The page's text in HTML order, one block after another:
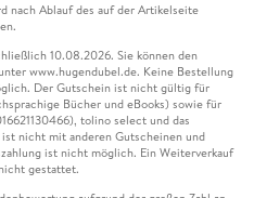
nach Ablauf des auf der Artikelseite
10.08.2026. Sie können den
www.hugendubel.de. Keine Bestellung
Der Gutschein ist nicht gültig für
Bücher und eBooks) sowie für
tolino select und das
nicht mit anderen Gutscheinen und
ist nicht möglich. Ein Weiterverkauf
gestattet.